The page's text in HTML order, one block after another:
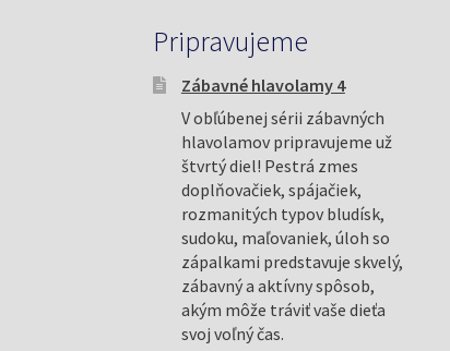
Pripravujeme
Zábavné hlavolamy 4
V obľúbenej sérii zábavných
hlavolamov pripravujeme už
štvrtý diel! Pestrá zmes
doplňovačiek, spájačiek,
rozmanitých typov bludísk,
sudoku, maľovaniek, úloh so
zápalkami predstavuje skvelý,
zábavný a aktívny spôsob,
akým môže tráviť vaše dieťa
svoj voľný čas.